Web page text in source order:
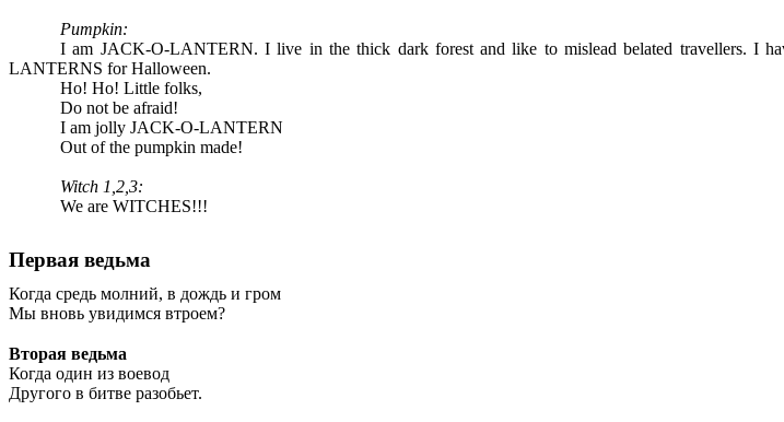
Pumpkin:
I am JACK-O-LANTERN. I live in the thick dark forest and like to mislead belated travellers. I
LANTERNS for Halloween.
Ho! Ho! Little folks,
Do not be afraid!
I am jolly JACK-O-LANTERN
Out of the pumpkin made!
Witch 1,2,3:
We are WITCHES!!!
Первая ведьма
Когда средь молний, в дождь и гром
Мы вновь увидимся втроем?
Вторая ведьма
Когда один из воевод
Другого в битве разобьет.